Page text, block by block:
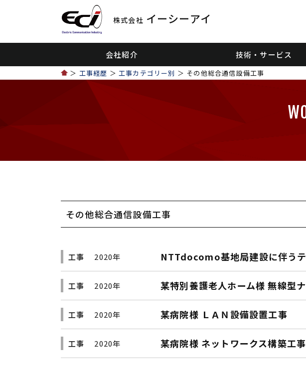
株式会社 イーシーアイ
会社紹介 技術・サービス
＞ 工事経歴 ＞工事カテゴリー別 ＞ その他総合通信設備工事
その他総合通信設備工事
工事 2020年 NTTdocomo基地局建設に伴う
工事 2020年 某特別養護老人ホーム様 無線型
工事 2020年 某病院様 ＬＡＮ設備設置工事
工事 2020年 某病院様 ネットワークス構築工事